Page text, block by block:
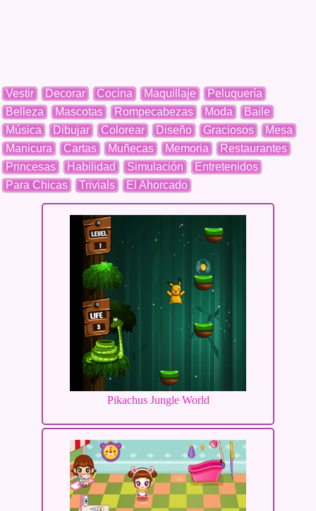
Vestir Decorar Cocina Maquillaje
Peluquería
Belleza
Mascotas Rompecabezas Moda
Baile
Música
Dibujar Colorear Diseño Graciosos
Mesa
Manicura
Cartas Muñecas Memoria
Restaurantes
Princesas
Habilidad Simulación
Entretenidos
Para Chicas
Trivials El Ahorcado
Pikachus Jungle World